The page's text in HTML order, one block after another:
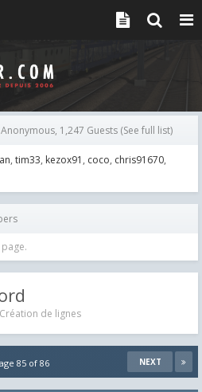
1,247 Guests (See full list)
tim33 kezox91 coco chris91670
Création de lignes
NEXT
85 of 86